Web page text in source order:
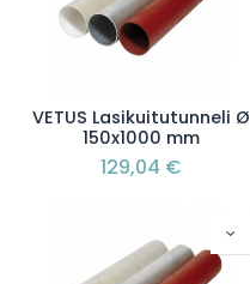
VETUS Lasikuitutunneli Ø
150x1000 mm
129,04 €